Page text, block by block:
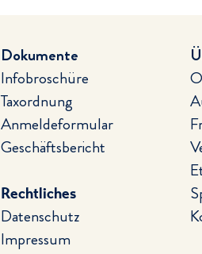
Dokumente
Infobroschüre
Taxordnung
Anmeldeformular
Geschäftsbericht
Rechtliches
Datenschutz
Impressum